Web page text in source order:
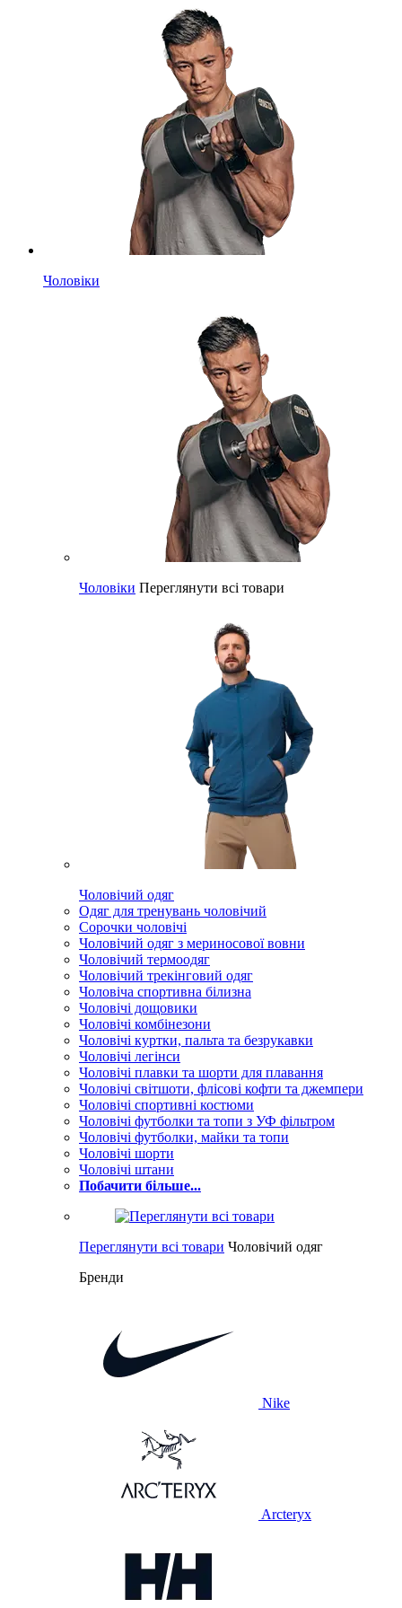
Чоловіки
Чоловіки Переглянути всі товари
Чоловічий одяг
Одяг для тренувань чоловічий
Сорочки чоловічі
Чоловічий одяг з мериносової вовни
Чоловічий термоодяг
Чоловічий трекінговий одяг
Чоловіча спортивна білизна
Чоловічі дощовики
Чоловічі комбінезони
Чоловічі куртки, пальта та безрукавки
Чоловічі легінси
Чоловічі плавки та шорти для плавання
Чоловічі світшоти, флісові кофти та джемпери
Чоловічі спортивні костюми
Чоловічі футболки та топи з УФ фільтром
Чоловічі футболки, майки та топи
Чоловічі шорти
Чоловічі штани
Побачити більше...
Переглянути всі товари Чоловічий одяг
Бренди
Nike
Arcteryx